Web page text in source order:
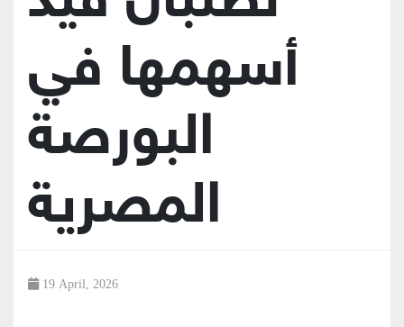
أسهمها في
البورصة
المصرية
19 April, 2026